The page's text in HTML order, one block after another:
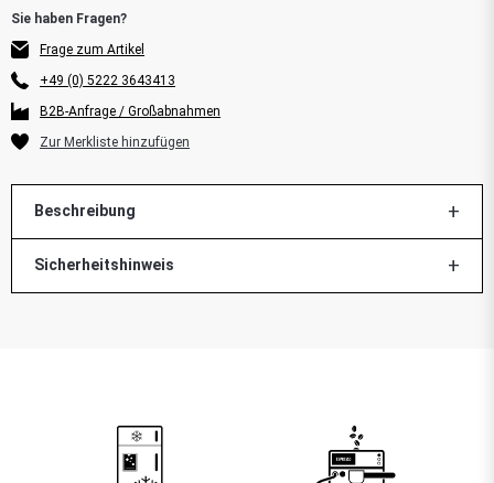
Frage zum Artikel
+49 (0) 5222 3643413
B2B-Anfrage / Großabnahmen
Beschreibung
Sicherheitshinweis